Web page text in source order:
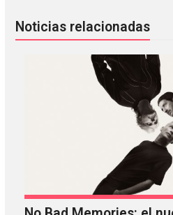
Noticias relacionadas